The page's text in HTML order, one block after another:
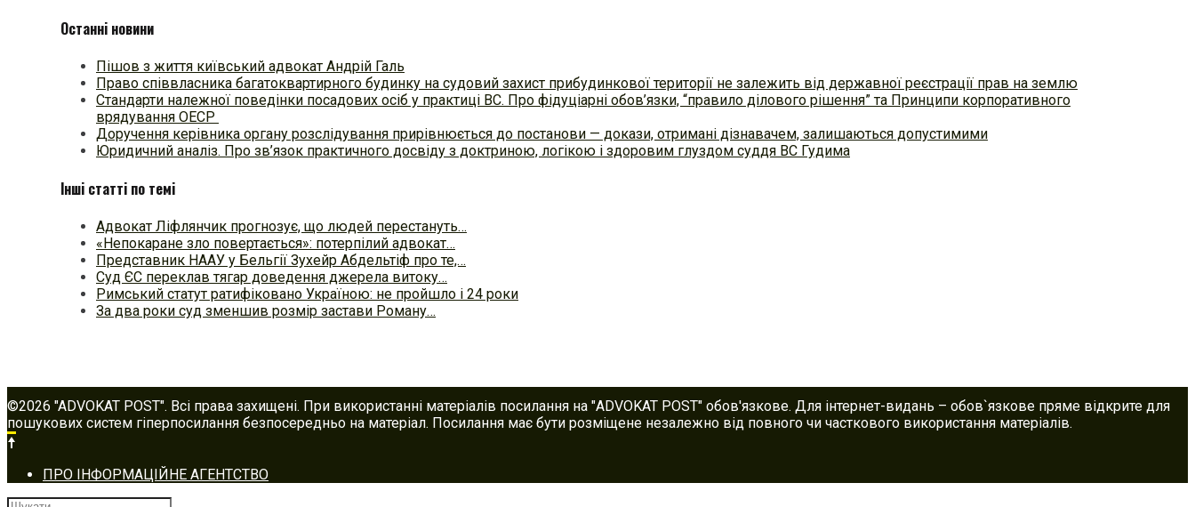
Останні новини
Пішов з життя київський адвокат Андрій Галь
Право співвласника багатоквартирного будинку на судовий захист прибудинкової території не залежить від державної реєстрації прав на землю
Стандарти належної поведінки посадових осіб у практиці ВC. Про фідуціарні обов’язки, “правило ділового рішення” та Принципи корпоративного
врядування ОЕСР
Доручення керівника органу розслідування прирівнюється до постанови — докази, отримані дізнавачем, залишаються допустимими
Юридичний аналіз. Про зв’язок практичного досвіду з доктриною, логікою і здоровим глуздом суддя ВС Гудима
Інші статті по темі
Адвокат Ліфлянчик прогнозує, що людей перестануть…
«Непокаране зло повертається»: потерпілий адвокат…
Представник НААУ у Бельгії Зухейр Абдельтіф про те,…
Суд ЄС переклав тягар доведення джерела витоку…
Римський статут ратифіковано Україною: не пройшло і 24 роки
За два роки суд зменшив розмір застави Роману…
©2026 "ADVOKAT POST". Всі права захищені. При використанні матеріалів посилання на "ADVOKAT POST" обов'язкове. Для інтернет-видань – обов`язкове пряме відкрите для
пошукових систем гіперпосилання безпосередньо на матеріал. Посилання має бути розміщене незалежно від повного чи часткового використання матеріалів.
Footer
navigation
ПРО ІНФОРМАЦІЙНЕ АГЕНТСТВО